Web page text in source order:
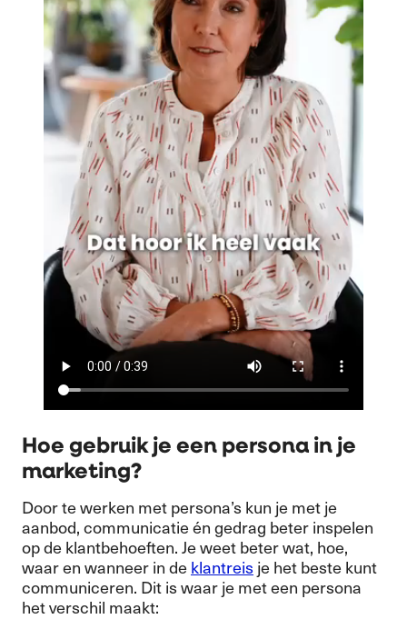
Hoe gebruik je een persona in je
marketing?
Door te werken met persona’s kun je met je
aanbod, communicatie én gedrag beter inspelen
op de klantbehoeften. Je weet beter wat, hoe,
waar en wanneer in de klantreis je het beste kunt
communiceren. Dit is waar je met een persona
het verschil maakt: